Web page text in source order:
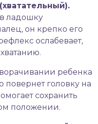
ладошку
он крепко его
ослабевает,
ребенка
повернет головку на
сохранить
положении.